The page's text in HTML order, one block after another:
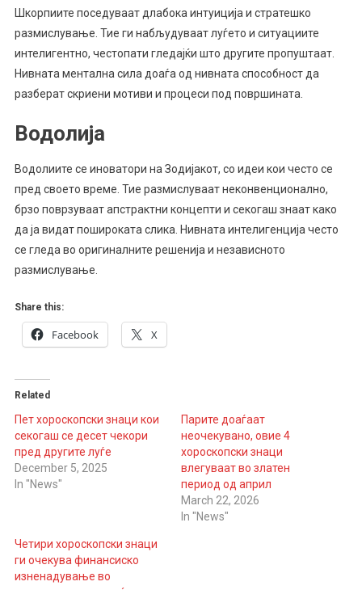
Шкорпиите поседуваат длабока интуиција и стратешко
размислување. Тие ги набљудуваат луѓето и ситуациите
интелигентно, честопати гледајќи што другите пропуштаат.
Нивната ментална сила доаѓа од нивната способност да
разберат скриени мотиви и процеси под површината.
Водолија
Водолиите се иноватори на Зодијакот, со идеи кои често се
пред своето време. Тие размислуваат неконвенционално,
брзо поврзуваат апстрактни концепти и секогаш знаат како
да ја видат пошироката слика. Нивната интелигенција често
се гледа во оригиналните решенија и независното
размислување.
Share this:
Facebook X
Related
Пет хороскопски знаци кои
секогаш се десет чекори
пред другите луѓе
December 5, 2025
In "News"
Парите доаѓаат
неочекувано, овие 4
хороскопски знаци
влегуваат во златен
период од април
March 22, 2026
In "News"
Четири хороскопски знаци
ги очекува финансиско
изненадување во